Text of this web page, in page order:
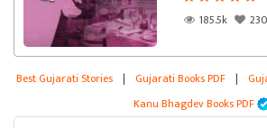
185.5k
230
Best Gujarati Stories | Gujarati Books PDF |
Kanu Bhagdev Books PDF